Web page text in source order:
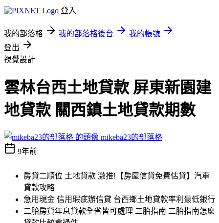
登入
我的部落格 我的部落格後台
我的帳號
登出
視覺設計
雲林台西土地貸款 屏東新園建
地貸款 關西鎮土地貸款期數
mikeba23的部落格
9年前
房貸二順位 土地貸款 激推!【房屋信貸免費估貸】汽車
貸款攻略
急用現金 信用瑕疵辦信貸 台西鄉土地貸款率利最低銀行
二胎房貸年息貸款全省皆可處理 二胎指南 二胎指南怎麼